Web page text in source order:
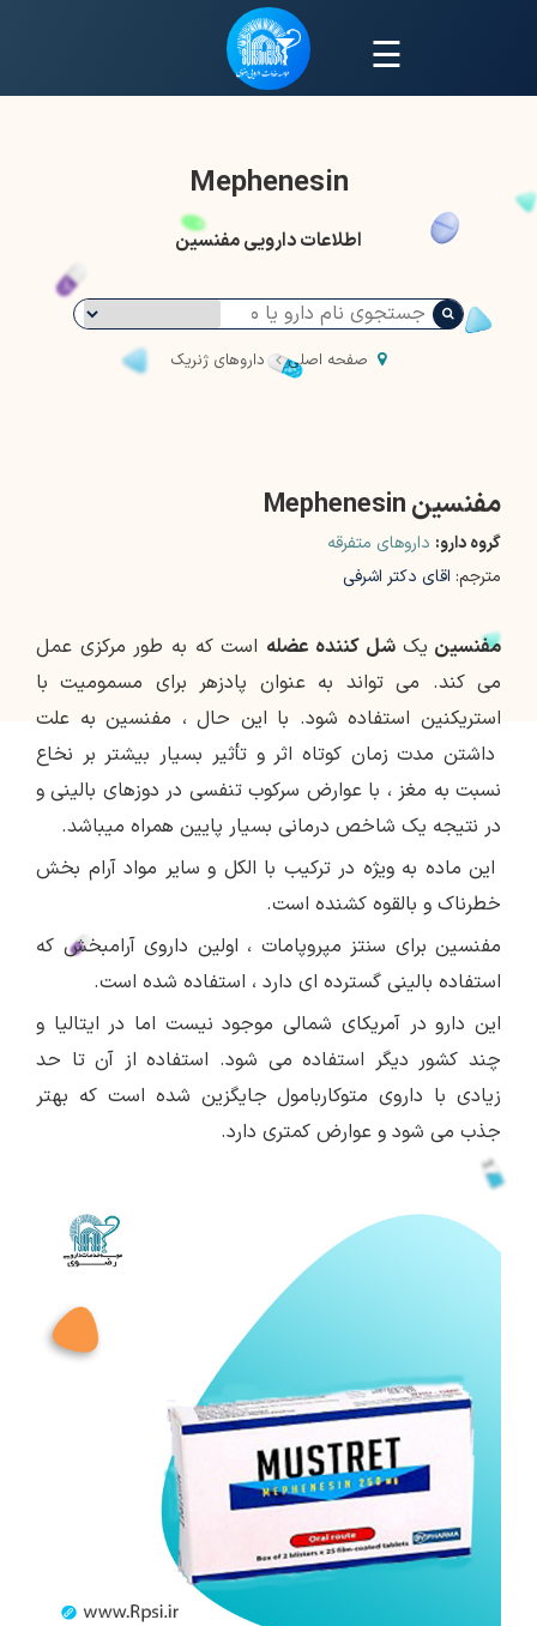
☰
Mephenesin
اطلاعات دارویی مفنسین
صفحه اصلی داروهای ژنریک
مفنسین Mephenesin
گروه دارو: داروهای متفرقه
مترجم: اقای دکتر اشرفی
مفنسین یکشل کننده عضله است که به طور مرکزی عمل
می کند. می تواند به عنوان پادزهر برای مسمومیت با
استریکنین استفاده شود. با این حال ، مفنسین به علت
داشتن مدت زمان کوتاه اثر و تأثیر بسیار بیشتر بر نخاع
نسبت به مغز ، با عوارض سرکوب تنفسی در دوزهای بالینی و
در نتیجه یک شاخص درمانی بسیار پایین همراه میباشد.
این ماده به ویژه در ترکیب با الکل و سایر مواد آرام بخش
خطرناک و بالقوه کشنده است.
مفنسین برای سنتز مپروپامات ، اولین داروی آرامبخش که
استفاده بالینی گسترده ای دارد ، استفاده شده است.
این دارو در آمریکای شمالی موجود نیست اما در ایتالیا و
چند کشور دیگر استفاده می شود. استفاده از آن تا حد
زیادی با داروی متوکاربامول جایگزین شده است که بهتر
جذب می شود و عوارض کمتری دارد.